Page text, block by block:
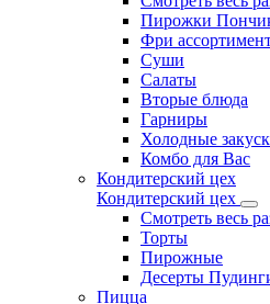
Пирожки
Фри
Суши
Салаты
Вторые блюда
Гарниры
Холодные
Комбо для Вас
Кондитерский цех
Кондитерский цех
Смотреть весь
Торты
Пирожные
Десерты
Пицца